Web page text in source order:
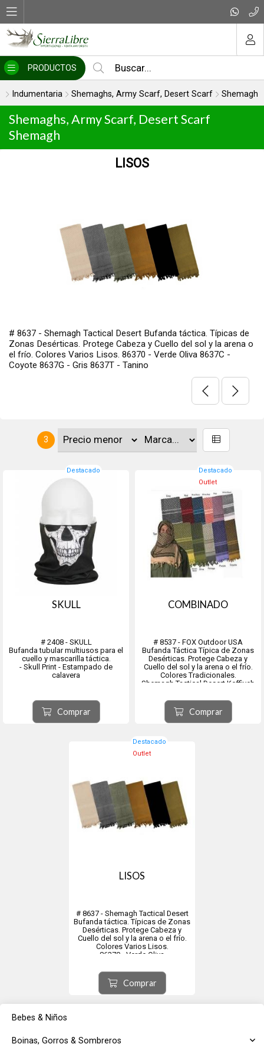
PRODUCTOS
Indumentaria Shemaghs, Army Scarf, Desert Scarf Shemagh
Bebes & Niños
Boinas, Gorros & Sombreros
Shemaghs, Army Scarf, Desert Scarf
Shemagh
LISOS
# 8637 - Shemagh Tactical Desert Bufanda táctica. Típicas de
Zonas Desérticas. Protege Cabeza y Cuello del sol y la arena o
el frío. Colores Varios Lisos. 86370 - Verde Oliva 8637C -
Coyote 8637G - Gris 8637T - Tanino
3
Destacado
SKULL
# 2408 - SKULL
Bufanda tubular multiusos para el
cuello y mascarilla táctica.
- Skull Print - Estampado de
calavera
Comprar
Destacado
Outlet
COMBINADO
# 8537 - FOX Outdoor USA
Bufanda Táctica Típica de Zonas
Desérticas. Protege Cabeza y
Cuello del sol y la arena o el frío.
Colores Tradicionales.
Shemagh Tactical Desert Keffiyeh
8537O - Oliva / Negro
8537F - Follaje / Negro
8537T - Tanino / Negro ...
Comprar
Destacado
Outlet
LISOS
# 8637 - Shemagh Tactical Desert
Bufanda táctica. Típicas de Zonas
Desérticas. Protege Cabeza y
Cuello del sol y la arena o el frío.
Colores Varios Lisos.
86370 - Verde Oliva
8637G - Gris
8637T - Tanino
Comprar